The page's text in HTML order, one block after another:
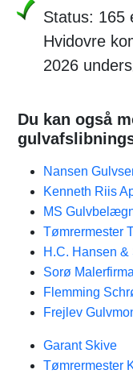
Status: 165
Hvidovre
2026
Du kan også
Nansen
Kenneth Riis
MS
Tømrermester
H.C. Hansen &
Sorø Malerfirma
Flemming
Frejlev
Garant Skive
Tømrermester